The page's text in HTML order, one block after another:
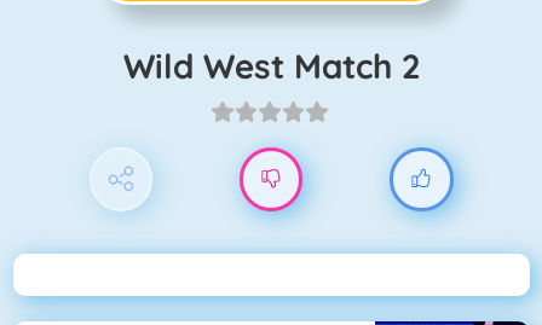
Wild West Match 2